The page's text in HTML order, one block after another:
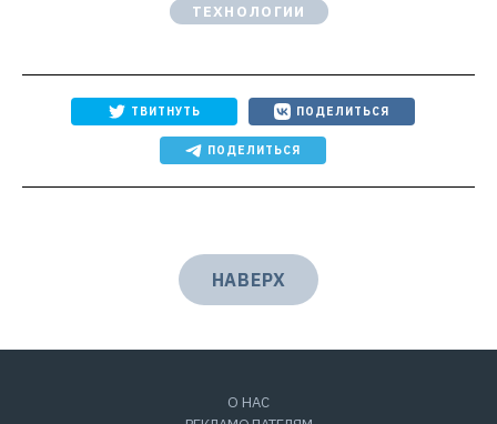
ТЕХНОЛОГИИ
ТВИТНУТЬ ПОДЕЛИТЬСЯ
ПОДЕЛИТЬСЯ
НАВЕРХ
О НАС